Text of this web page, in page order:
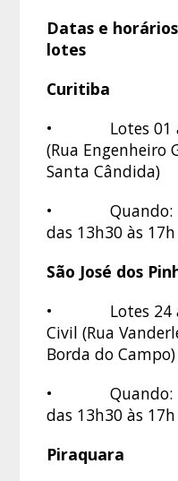
Datas e
lotes
Curitiba
• Lotes 01 a
(Rua Engenheiro
Santa Cândida)
• Quando: 18/
das 13h30 às 17h
São José dos
• Lotes 24 a
Civil (Rua
Borda do Campo)
• Quando: 19/
das 13h30 às 17h
Piraquara